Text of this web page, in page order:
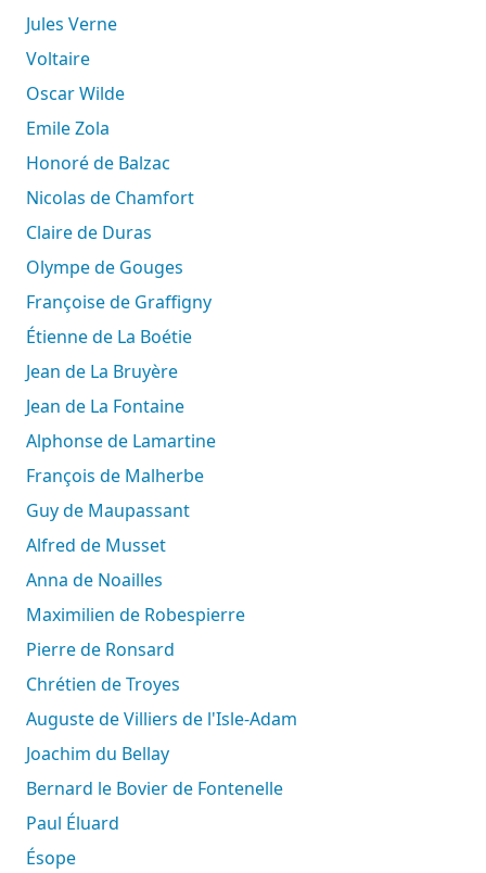
Jules Verne
Voltaire
Oscar Wilde
Emile Zola
Honoré de Balzac
Nicolas de Chamfort
Claire de Duras
Olympe de Gouges
Françoise de Graffigny
Étienne de La Boétie
Jean de La Bruyère
Jean de La Fontaine
Alphonse de Lamartine
François de Malherbe
Guy de Maupassant
Alfred de Musset
Anna de Noailles
Maximilien de Robespierre
Pierre de Ronsard
Chrétien de Troyes
Auguste de Villiers de l'Isle-Adam
Joachim du Bellay
Bernard le Bovier de Fontenelle
Paul Éluard
Ésope